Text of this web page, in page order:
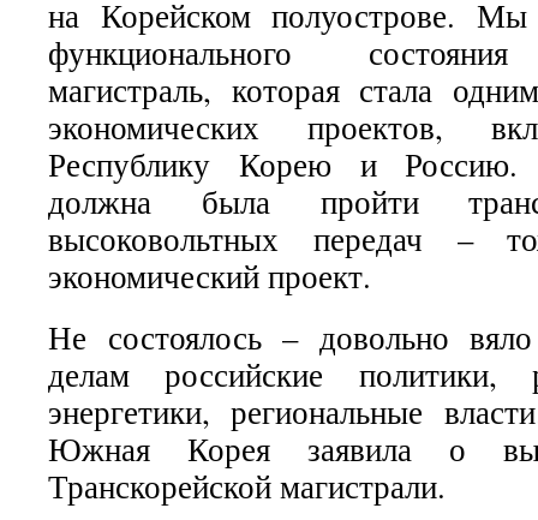
на Корейском полуострове.
функционального
магистраль, которая стала
экономических проектов,
Республику Корею и Россию.
должна была пройти
высоковольтных передач –
экономический проект.
Не состоялось – довольно
делам российские политики,
энергетики, региональные
Южная Корея заявила о
Транскорейской магистрали.